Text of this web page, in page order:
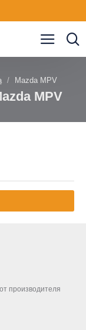
Mazda MPV
MPV
производителя